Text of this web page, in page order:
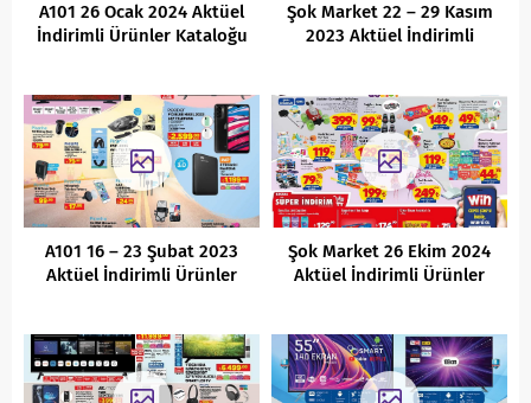
A101 26 Ocak 2024 Aktüel
İndirimli Ürünler Kataloğu
Şok Market 22 – 29 Kasım
2023 Aktüel İndirimli
A101 16 – 23 Şubat 2023
Aktüel İndirimli Ürünler
Şok Market 26 Ekim 2024
Aktüel İndirimli Ürünler